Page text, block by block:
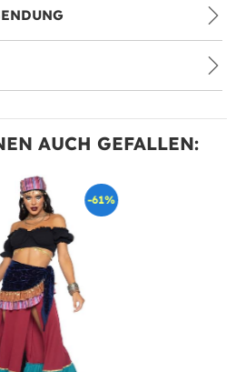
AUCH GEFALLEN:
-61%